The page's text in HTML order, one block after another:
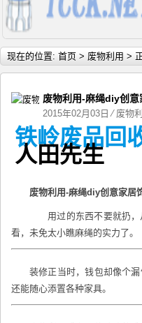
详
垃圾处理向无公害资源化发
现在的位置: 首页 > 废物利用 >
废物利用-麻绳diy创意
2015年02月03日 ⁄ 废物
铁岭废品回
人田先生
废物利用-麻绳diy创意家居
用过的东西不要就扔
看，未免太小瞧麻绳的实力了。
装修正当时，钱包却像个
还能随心添置各种家具。